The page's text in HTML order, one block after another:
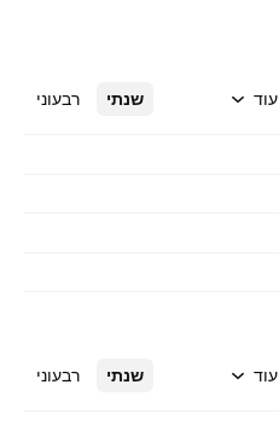
שנתי רבעוני עוד
שנתי רבעוני עוד